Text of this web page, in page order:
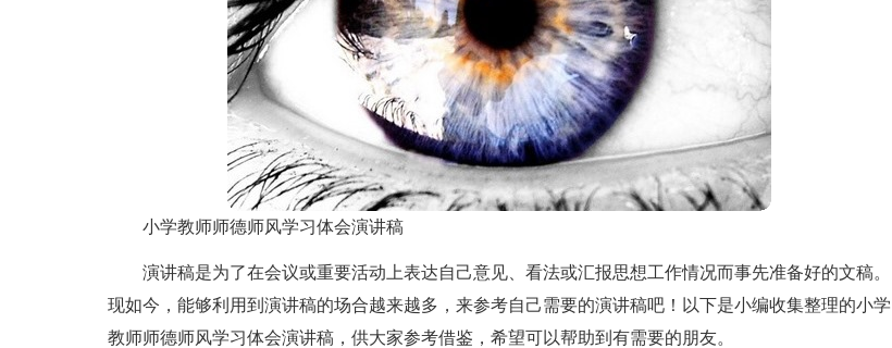
小学教师师德师风学习体会演讲稿
演讲稿是为了在会议或重要活动上表达自己意见、看法或汇报思想工作情况而事先准备好的文稿。
现如今，能够利用到演讲稿的场合越来越多，来参考自己需要的演讲稿吧！以下是小编收集整理的小学
教师师德师风学习体会演讲稿，供大家参考借鉴，希望可以帮助到有需要的朋友。